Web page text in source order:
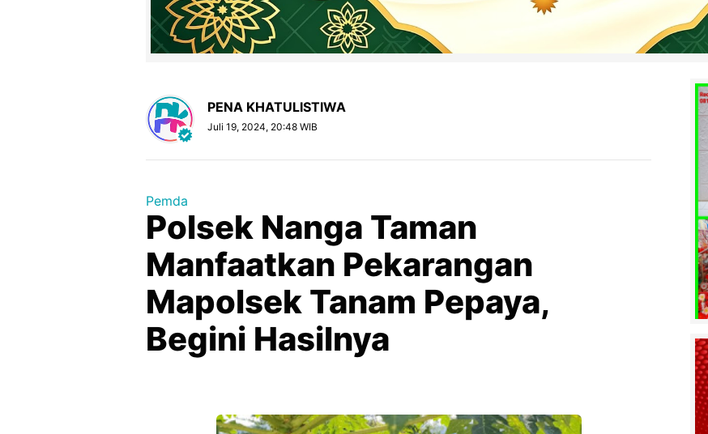
PENA KHATULISTIWA
Juli 19, 2024, 20:48 WIB
Pemda
Polsek Nanga Taman
Manfaatkan Pekarangan
Mapolsek Tanam Pepaya,
Begini Hasilnya